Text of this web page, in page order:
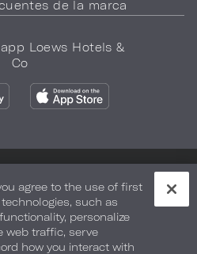
de la marca
Loews Hotels &
Co
de Uso Accesibilidad
opciones de privacidad
agree to the use of first
such as
personalize
web traffic, serve
how you interact with